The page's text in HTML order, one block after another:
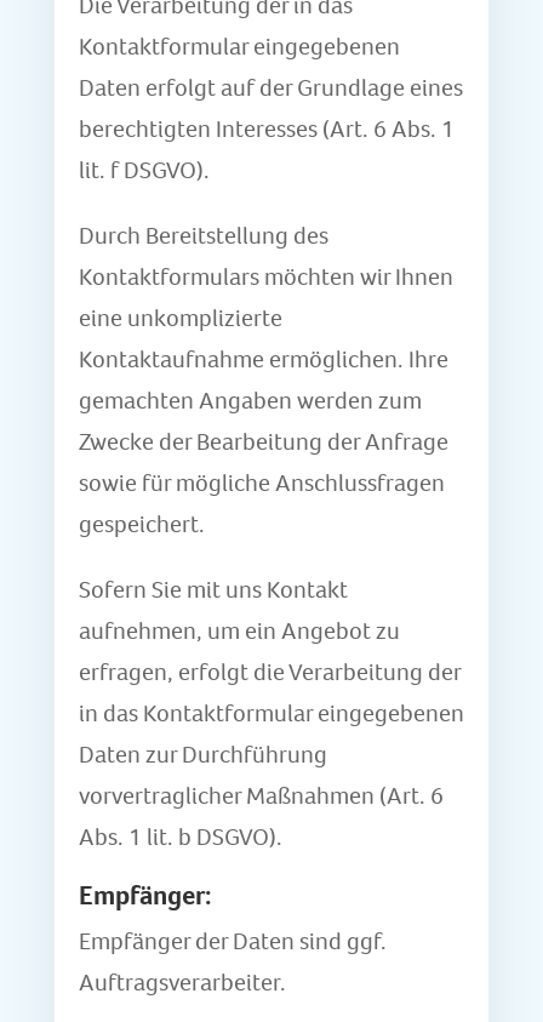
Kontaktformular eingegebenen
Daten erfolgt auf der Grundlage eines
berechtigten Interesses (Art. 6 Abs. 1
lit. f DSGVO).
Durch Bereitstellung des
Kontaktformulars möchten wir Ihnen
eine unkomplizierte
Kontaktaufnahme ermöglichen. Ihre
gemachten Angaben werden zum
Zwecke der Bearbeitung der Anfrage
sowie für mögliche Anschlussfragen
gespeichert.
Sofern Sie mit uns Kontakt
aufnehmen, um ein Angebot zu
erfragen, erfolgt die Verarbeitung der
in das Kontaktformular eingegebenen
Daten zur Durchführung
vorvertraglicher Maßnahmen (Art. 6
Abs. 1 lit. b DSGVO).
Empfänger:
Empfänger der Daten sind ggf.
Auftragsverarbeiter.